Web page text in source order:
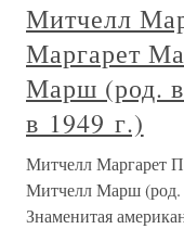
Митчелл
Маргарет
Марш (род.
в 1949 г.)
Митчелл Маргарет
Митчелл Марш (род.
Знаменитая